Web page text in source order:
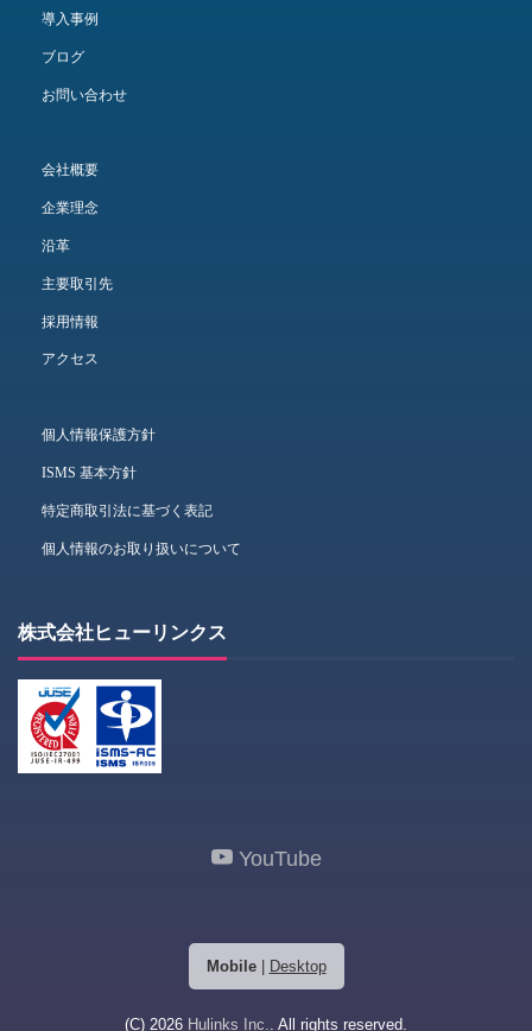
導入事例
ブログ
お問い合わせ
会社概要
企業理念
沿革
主要取引先
採用情報
アクセス
個人情報保護方針
ISMS 基本方針
特定商取引法に基づく表記
個人情報のお取り扱いについて
株式会社ヒューリンクス
YouTube
Mobile| Desktop
(C) 2026 Hulinks Inc.. All rights reserved.